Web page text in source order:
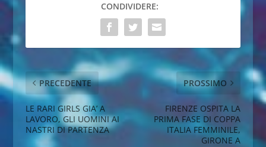
CONDIVIDERE:
PRECEDENTE
LE RARI GIRLS GIA’ A
LAVORO, GLI UOMINI AI
NASTRI DI PARTENZA
PROSSIMO
FIRENZE OSPITA LA
PRIMA FASE DI COPPA
ITALIA FEMMINILE,
GIRONE A